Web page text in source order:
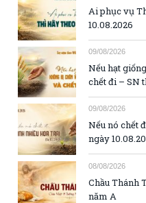
Ai phục vụ
10.08.2026
09/08/2026
Nếu hạt
chết đi – SN
09/08/2026
Nếu nó chết
ngày
08/08/2026
Chầu Thánh
năm A